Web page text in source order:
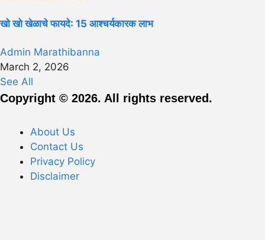
खो खो खेळाचे फायदे: 15 आश्चर्यकारक लाभ
Admin Marathibanna
March 2, 2026
See All
Copyright © 2026. All rights reserved.
About Us
Contact Us
Privacy Policy
Disclaimer